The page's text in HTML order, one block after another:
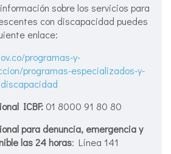
sobre los servicios para
con discapacidad puedes
enlace:
programas-y-
programas-especializados-y-
ICBF: 01 8000 91 80 80
para denuncia, emergencia y
las 24 horas: Línea 141